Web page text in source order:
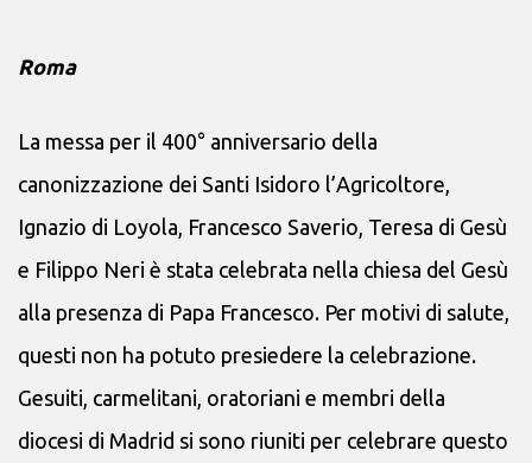
Roma
La messa per il 400° anniversario della
canonizzazione dei Santi Isidoro l’Agricoltore,
Ignazio di Loyola, Francesco Saverio, Teresa di Gesù
e Filippo Neri è stata celebrata nella chiesa del Gesù
alla presenza di Papa Francesco. Per motivi di salute,
questi non ha potuto presiedere la celebrazione.
Gesuiti, carmelitani, oratoriani e membri della
diocesi di Madrid si sono riuniti per celebrare questo